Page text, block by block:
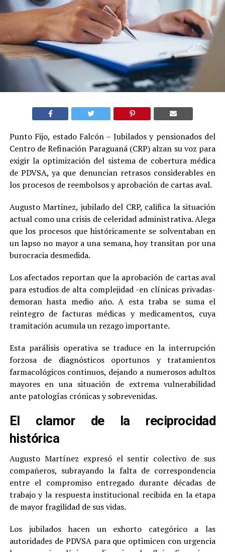
Punto Fijo, estado Falcón – Jubilados y pensionados del
Centro de Refinación Paraguaná (CRP) alzan su voz para
exigir la optimización del sistema de cobertura médica
de PDVSA, ya que denuncian retrasos considerables en
los procesos de reembolsos y aprobación de cartas aval.
Augusto Martinez, jubilado del CRP, califica la situación
actual como una crisis de celeridad administrativa. Alega
que los procesos que históricamente se solventaban en
un lapso no mayor a una semana, hoy transitan por una
burocracia desmedida.
Los afectados reportan que la aprobación de cartas aval
para estudios de alta complejidad -en clínicas privadas-
demoran hasta medio año. A esta traba se suma el
reintegro de facturas médicas y medicamentos, cuya
tramitación acumula un rezago importante.
Esta parálisis operativa se traduce en la interrupción
forzosa de diagnósticos oportunos y tratamientos
farmacológicos continuos, dejando a numerosos adultos
mayores en una situación de extrema vulnerabilidad
ante patologías crónicas y sobrevenidas.
El clamor de la reciprocidad
histórica
Augusto Martínez expresó el sentir colectivo de sus
compañeros, subrayando la falta de correspondencia
entre el compromiso entregado durante décadas de
trabajo y la respuesta institucional recibida en la etapa
de mayor fragilidad de sus vidas.
Los jubilados hacen un exhorto categórico a las
autoridades de PDVSA para que optimicen con urgencia